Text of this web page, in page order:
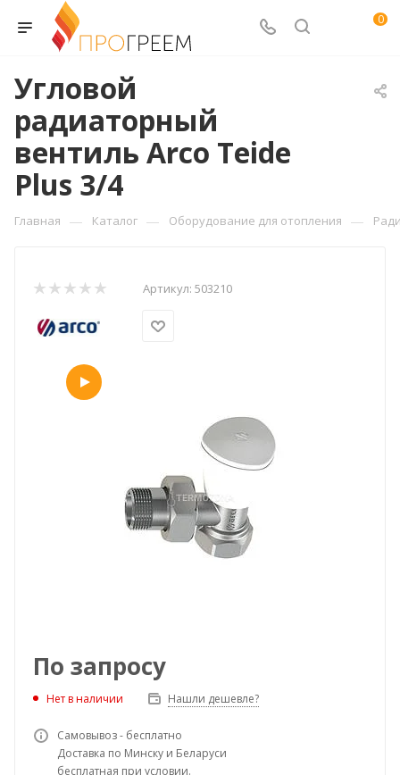
0
Угловой
радиаторный
вентиль Arco Teide
Plus 3/4
Главная — Каталог — Оборудование для отопления —
Артикул: 503210
По запросу
Нет в наличии Нашли дешевле?
Самовывоз - бесплатно
Доставка по Минску и Беларуси
бесплатная при условии.